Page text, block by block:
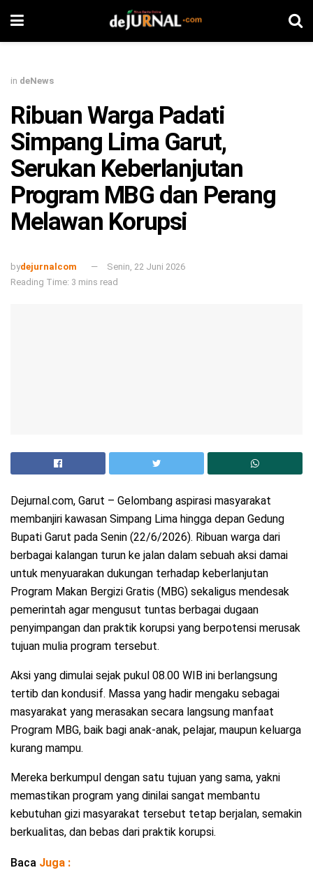
in deNews
Ribuan Warga Padati
Simpang Lima Garut,
Serukan Keberlanjutan
Program MBG dan Perang
Melawan Korupsi
bydejurnalcom
Senin, 22 Juni 2026
Reading Time: 3 mins read
Dejurnal.com, Garut – Gelombang aspirasi masyarakat
membanjiri kawasan Simpang Lima hingga depan Gedung
Bupati Garut pada Senin (22/6/2026). Ribuan warga dari
berbagai kalangan turun ke jalan dalam sebuah aksi damai
untuk menyuarakan dukungan terhadap keberlanjutan
Program Makan Bergizi Gratis (MBG) sekaligus mendesak
pemerintah agar mengusut tuntas berbagai dugaan
penyimpangan dan praktik korupsi yang berpotensi merusak
tujuan mulia program tersebut.
Aksi yang dimulai sejak pukul 08.00 WIB ini berlangsung
tertib dan kondusif. Massa yang hadir mengaku sebagai
masyarakat yang merasakan secara langsung manfaat
Program MBG, baik bagi anak-anak, pelajar, maupun keluarga
kurang mampu.
Mereka berkumpul dengan satu tujuan yang sama, yakni
memastikan program yang dinilai sangat membantu
kebutuhan gizi masyarakat tersebut tetap berjalan, semakin
berkualitas, dan bebas dari praktik korupsi.
Baca Juga :